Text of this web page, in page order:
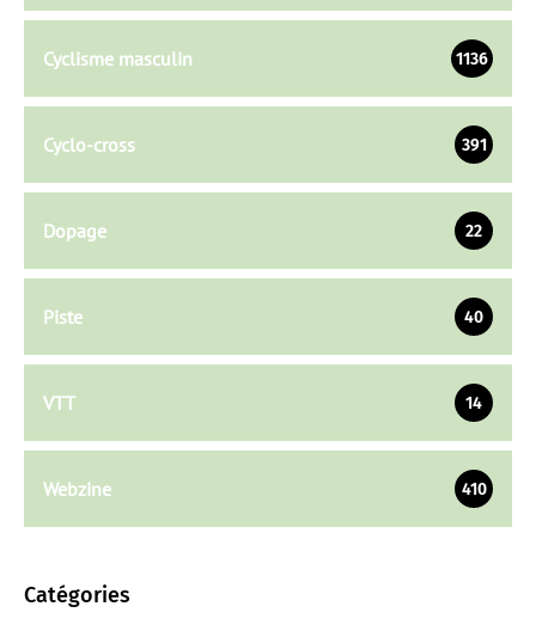
Cyclisme masculin 1136
Cyclo-cross 391
Dopage 22
Piste 40
VTT 14
Webzine 410
Catégories